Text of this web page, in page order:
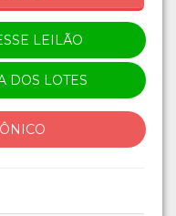
LEILÃO
DOS LOTES